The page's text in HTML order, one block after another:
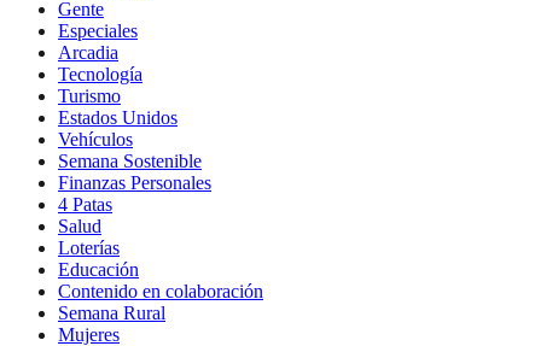
Gente
Especiales
Arcadia
Tecnología
Turismo
Estados Unidos
Vehículos
Semana Sostenible
Finanzas Personales
4 Patas
Salud
Loterías
Educación
Contenido en colaboración
Semana Rural
Mujeres